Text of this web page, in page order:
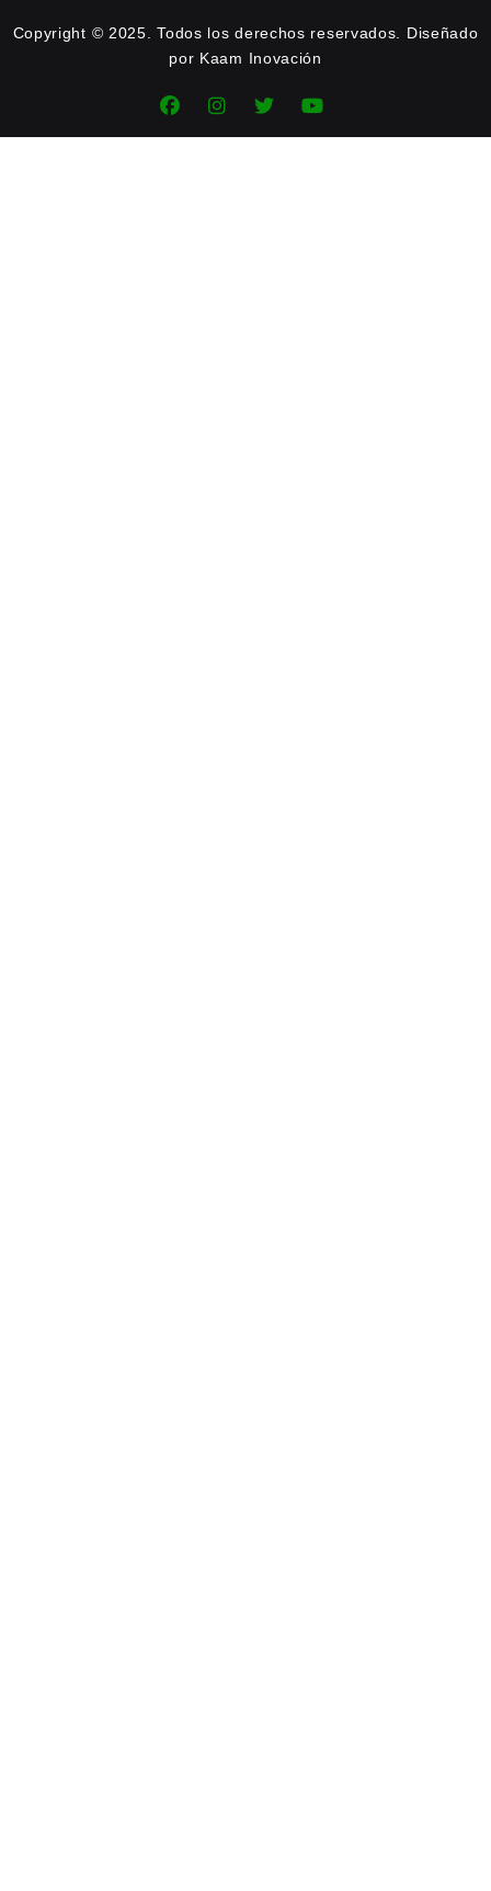
Copyright © 2025. Todos los derechos reservados. Diseñado
por Kaam Inovación